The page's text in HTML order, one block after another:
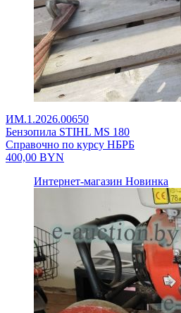
ИМ.1.2026.00650
Бензопила STIHL MS 180
Справочно по курсу НБРБ
400,00 BYN
Интернет-магазин Новинка